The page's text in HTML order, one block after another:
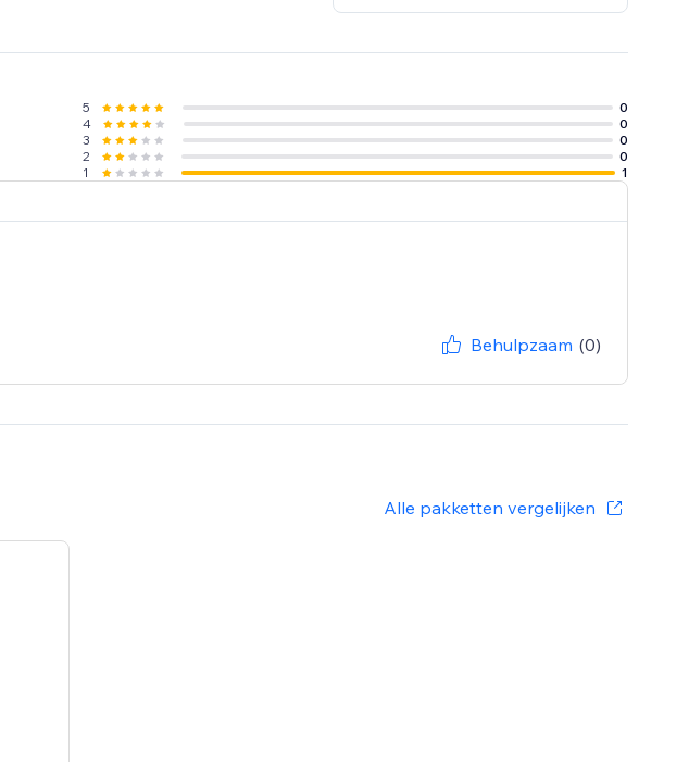
5
0
4
0
3
0
2
0
1
1
Behulpzaam (0)
Alle pakketten vergelijken